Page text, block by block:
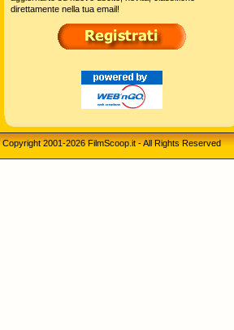
direttamente nella tua email!
Copyright 2001-2026 FilmScoop.it - All Rights Reserved